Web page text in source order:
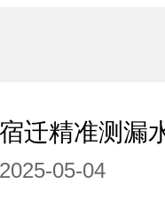
宿迁精准测漏
2025-05-04